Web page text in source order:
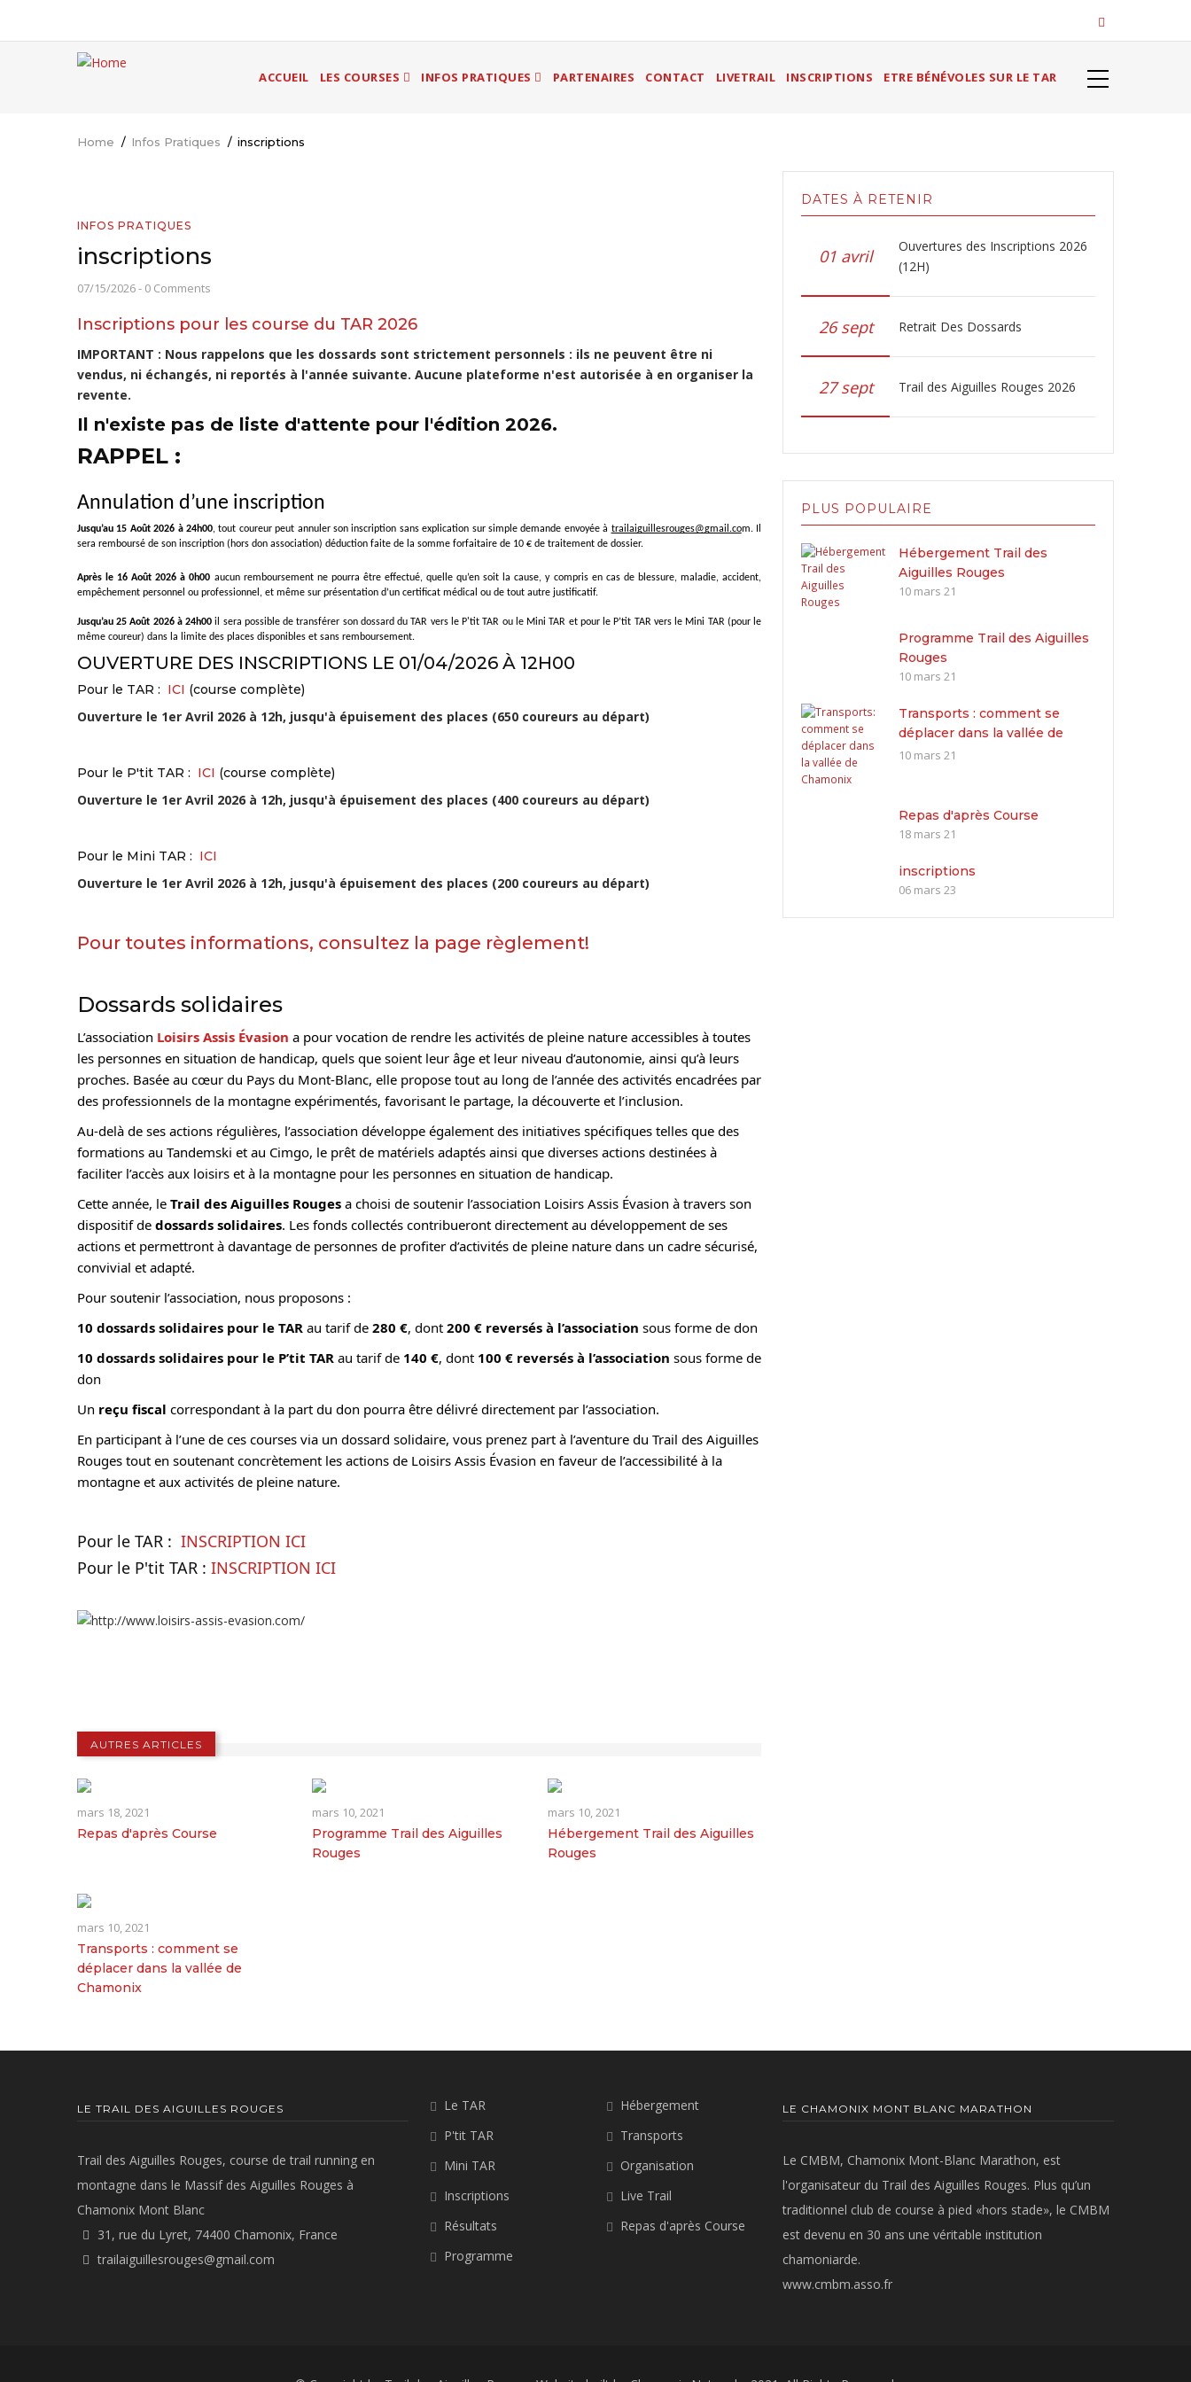
NAVIGATION
ACCUEIL LES COURSES INFOS PRATIQUES PARTENAIRES CONTACT LIVETRAIL INSCRIPTIONS ETRE BÉNÉVOLES SUR LE TAR
Breadcrumb
Home / Infos Pratiques / inscriptions
INFOS PRATIQUES
inscriptions
07/15/2026- 0 Comments
Inscriptions pour les course du TAR 2026
IMPORTANT : Nous rappelons que les dossards sont strictement personnels : ils ne peuvent être ni
vendus, ni échangés, ni reportés à l'année suivante. Aucune plateforme n'est autorisée à en organiser la
revente.
Il n'existe pas de liste d'attente pour l'édition 2026.
RAPPEL :
Annulation d’une inscription
Jusqu’au 15 Août 2026 à 24h00, tout coureur peut annuler son inscription sans explication sur simple demande envoyée à trailaiguillesrouges@gmail.com. Il
sera remboursé de son inscription (hors don association) déduction faite de la somme forfaitaire de 10 € de traitement de dossier.
Après le 16 Août 2026 à 0h00 aucun remboursement ne pourra être effectué, quelle qu’en soit la cause, y compris en cas de blessure, maladie, accident,
empêchement personnel ou professionnel, et même sur présentation d’un certificat médical ou de tout autre justificatif.
Jusqu’au 25 Août 2026 à 24h00 il sera possible de transférer son dossard du TAR vers le P'tit TAR ou le Mini TAR et pour le P’tit TAR vers le Mini TAR (pour le
même coureur) dans la limite des places disponibles et sans remboursement.
OUVERTURE DES INSCRIPTIONS LE 01/04/2026 À 12H00
Pour le TAR : ICI (course complète)
Ouverture le 1er Avril 2026 à 12h, jusqu'à épuisement des places (650 coureurs au départ)
Pour le P'tit TAR : ICI (course complète)
Ouverture le 1er Avril 2026 à 12h, jusqu'à épuisement des places (400 coureurs au départ)
Pour le Mini TAR : ICI
Ouverture le 1er Avril 2026 à 12h, jusqu'à épuisement des places (200 coureurs au départ)
Pour toutes informations, consultez la page règlement!
Dossards solidaires
L’association Loisirs Assis Évasion a pour vocation de rendre les activités de pleine nature accessibles à toutes
les personnes en situation de handicap, quels que soient leur âge et leur niveau d’autonomie, ainsi qu’à leurs
proches. Basée au cœur du Pays du Mont-Blanc, elle propose tout au long de l’année des activités encadrées par
des professionnels de la montagne expérimentés, favorisant le partage, la découverte et l’inclusion.
Au-delà de ses actions régulières, l’association développe également des initiatives spécifiques telles que des
formations au Tandemski et au Cimgo, le prêt de matériels adaptés ainsi que diverses actions destinées à
faciliter l’accès aux loisirs et à la montagne pour les personnes en situation de handicap.
Cette année, le Trail des Aiguilles Rouges a choisi de soutenir l’association Loisirs Assis Évasion à travers son
dispositif de dossards solidaires. Les fonds collectés contribueront directement au développement de ses
actions et permettront à davantage de personnes de profiter d’activités de pleine nature dans un cadre sécurisé,
convivial et adapté.
Pour soutenir l’association, nous proposons :
10 dossards solidaires pour le TAR au tarif de 280 €, dont 200 € reversés à l’association sous forme de don
10 dossards solidaires pour le P’tit TAR au tarif de 140 €, dont 100 € reversés à l’association sous forme de
don
Un reçu fiscal correspondant à la part du don pourra être délivré directement par l’association.
En participant à l’une de ces courses via un dossard solidaire, vous prenez part à l’aventure du Trail des Aiguilles
Rouges tout en soutenant concrètement les actions de Loisirs Assis Évasion en faveur de l’accessibilité à la
montagne et aux activités de pleine nature.
Pour le TAR : INSCRIPTION ICI
Pour le P'tit TAR : INSCRIPTION ICI
AUTRES ARTICLES
mars 18, 2021
Repas d'après Course
mars 10, 2021
Programme Trail des Aiguilles
Rouges
mars 10, 2021
Hébergement Trail des Aiguilles
Rouges
mars 10, 2021
Transports : comment se
déplacer dans la vallée de
Chamonix
DATES À RETENIR
01 avril
Ouvertures des Inscriptions 2026
(12H)
26 sept Retrait Des Dossards
27 sept Trail des Aiguilles Rouges 2026
PLUS POPULAIRE
Hébergement Trail des
Aiguilles Rouges
10 mars 21
Programme Trail des Aiguilles
Rouges
10 mars 21
Transports : comment se
déplacer dans la vallée de
Chamonix
10 mars 21
Repas d'après Course
18 mars 21
inscriptions
06 mars 23
LE TRAIL DES AIGUILLES ROUGES
Trail des Aiguilles Rouges, course de trail running en
montagne dans le Massif des Aiguilles Rouges à
Chamonix Mont Blanc
31, rue du Lyret, 74400 Chamonix, France
trailaiguillesrouges@gmail.com
Le TAR
P'tit TAR
Mini TAR
Inscriptions
Résultats
Programme
Hébergement
Transports
Organisation
Live Trail
Repas d'après Course
LE CHAMONIX MONT BLANC MARATHON
Le CMBM, Chamonix Mont-Blanc Marathon, est
l'organisateur du Trail des Aiguilles Rouges. Plus qu’un
traditionnel club de course à pied «hors stade», le CMBM
est devenu en 30 ans une véritable institution
chamoniarde.
www.cmbm.asso.fr